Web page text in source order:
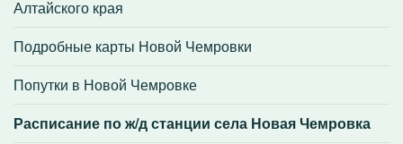
Алтайского края
Подробные карты Новой Чемровки
Попутки в Новой Чемровке
Расписание по ж/д станции села Новая Чемровка